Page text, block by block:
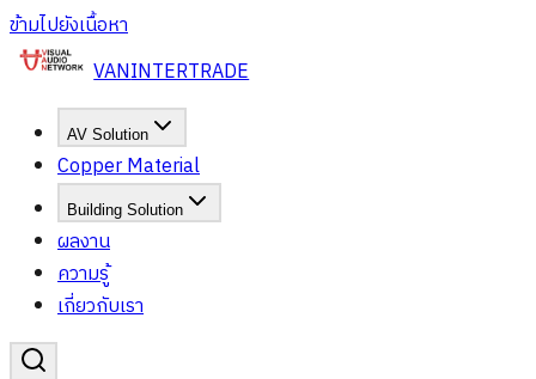
ข้ามไปยังเนื้อหา
VANINTERTRADE
AV Solution
Copper Material
Building Solution
ผลงาน
ความรู้
เกี่ยวกับเรา